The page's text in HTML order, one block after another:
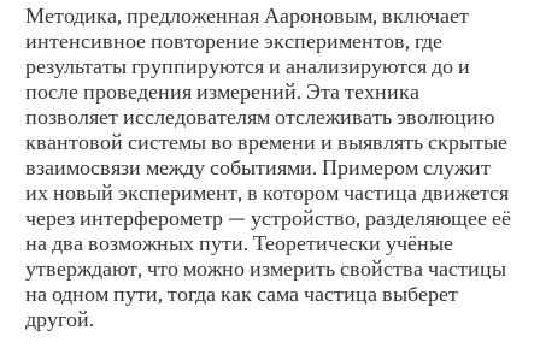
Методика, предложенная Аароновым, включает
интенсивное повторение экспериментов, где
результаты группируются и анализируются до и
после проведения измерений. Эта техника
позволяет исследователям отслеживать эволюцию
квантовой системы во времени и выявлять скрытые
взаимосвязи между событиями. Примером служит
их новый эксперимент, в котором частица движется
через интерферометр — устройство, разделяющее её
на два возможных пути. Теоретически учёные
утверждают, что можно измерить свойства частицы
на одном пути, тогда как сама частица выберет
другой.